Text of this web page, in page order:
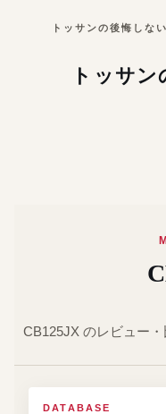
トッサンの後悔しな
トッサ
CB125JX のレビュー・
DATABASE